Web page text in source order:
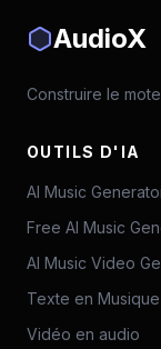
AudioX
Construire le
OUTILS D'IA
AI Music
Free AI Music
AI Music Video
Texte en Musique
Vidéo en audio